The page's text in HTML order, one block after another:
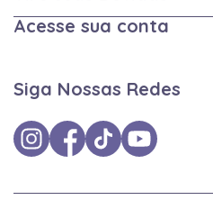
Acesse sua conta
Siga Nossas Redes